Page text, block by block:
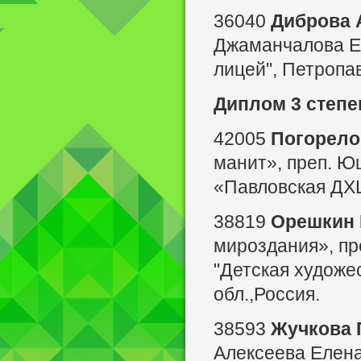
36040 Диброва
Джаманчалова
лицей",
Диплом 3
42005
манит», преп.
«Павловская
38819 Орешкин
мироздания»,
"Детская
обл.,Россия.
38593 Жучкова
Алексеева